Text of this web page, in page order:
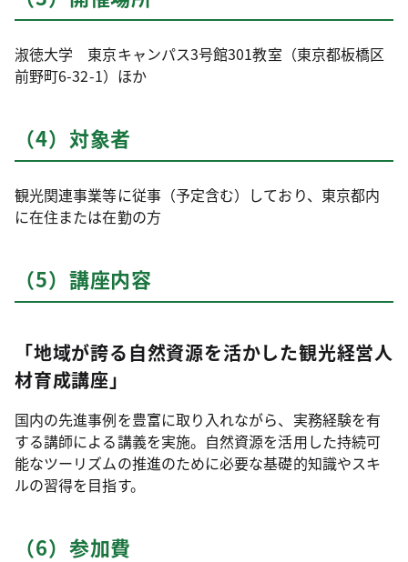
淑徳大学 東京キャンパス3号館301教室（東京都板橋区
前野町6-32-1）ほか
（4）対象者
観光関連事業等に従事（予定含む）しており、東京都内
に在住または在勤の方
（5）講座内容
「地域が誇る自然資源を活かした観光経営人
材育成講座」
国内の先進事例を豊富に取り入れながら、実務経験を有
する講師による講義を実施。自然資源を活用した持続可
能なツーリズムの推進のために必要な基礎的知識やスキ
ルの習得を目指す。
（6）参加費